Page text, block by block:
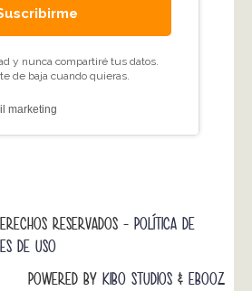
RESERVADOS - POLÍTICA DE
DE USO
POWERED BY KIBO STUDIOS & EBOOZ